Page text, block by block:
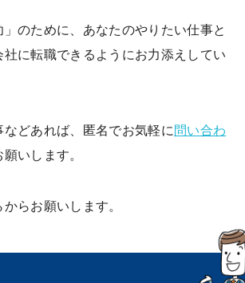
のために、あなたのやりたい仕事と
社に転職できるようにお力添えしてい
どあれば、匿名でお気軽に問い合わ
いします。
らお願いします。